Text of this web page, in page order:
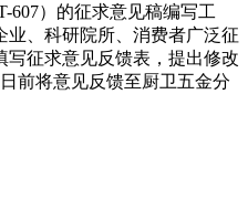
607）的征求意见稿编写工
、科研院所、消费者广泛征
征求意见反馈表，提出修改
前将意见反馈至厨卫五金分